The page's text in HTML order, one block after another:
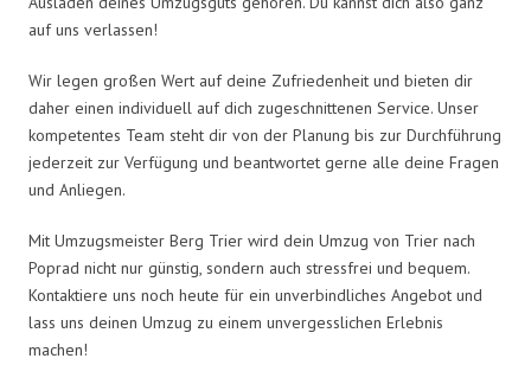
auf uns verlassen!
Wir legen großen Wert auf deine Zufriedenheit und bieten dir
daher einen individuell auf dich zugeschnittenen Service. Unser
kompetentes Team steht dir von der Planung bis zur Durchführung
jederzeit zur Verfügung und beantwortet gerne alle deine Fragen
und Anliegen.
Mit Umzugsmeister Berg Trier wird dein Umzug von Trier nach
Poprad nicht nur günstig, sondern auch stressfrei und bequem.
Kontaktiere uns noch heute für ein unverbindliches Angebot und
lass uns deinen Umzug zu einem unvergesslichen Erlebnis
machen!